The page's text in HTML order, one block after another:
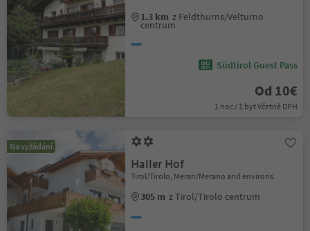
1.3 km z Feldthurns/Velturno
centrum
Südtirol Guest Pass
Od 10€
1 noc / 1 byt Včetně DPH
Na vyžádání
Haller Hof
Tirol/Tirolo, Meran/Merano and environs
305 m z Tirol/Tirolo centrum